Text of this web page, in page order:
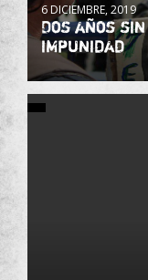
6 DICIEMBRE, 2019
Dos años
impunidad